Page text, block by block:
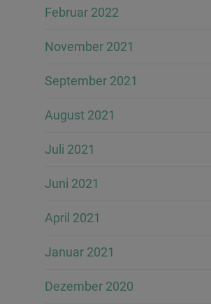
Februar 2022
November 2021
September 2021
August 2021
Juli 2021
Juni 2021
April 2021
Januar 2021
Dezember 2020